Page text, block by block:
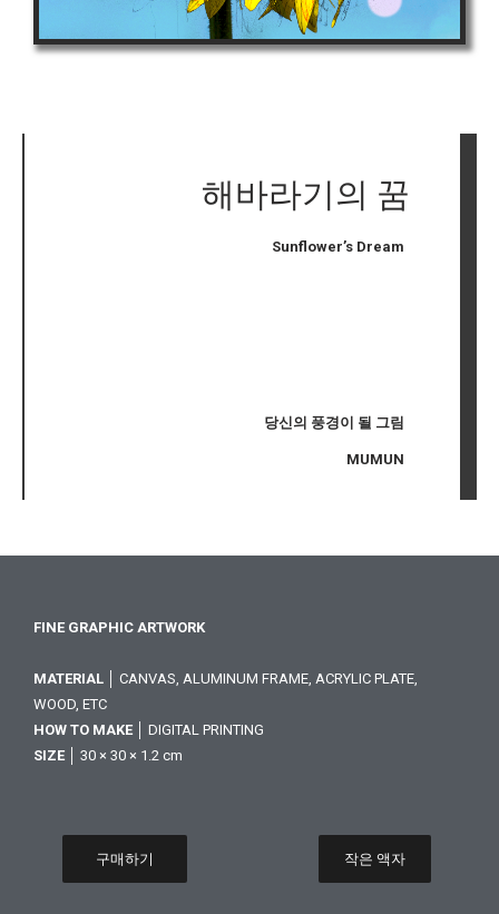
해바라기의 꿈
Sunflower’s Dream
당신의 풍경이 될 그림
MUMUN
FINE GRAPHIC ARTWORK
MATERIAL │ CANVAS, ALUMINUM FRAME, ACRYLIC PLATE,
WOOD, ETC
HOW TO MAKE │ DIGITAL PRINTING
SIZE │ 30 × 30 × 1.2 cm
구매하기 작은 액자